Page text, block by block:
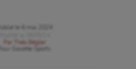
Publié le
6 mai 2024
Par
Théo Bégler
Gazette Sports